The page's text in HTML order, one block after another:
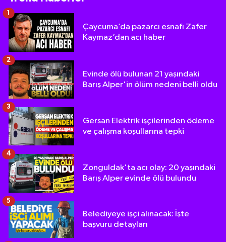
Çaycuma’da pazarcı esnafı Zafer
Kaymaz’dan acı haber
1
Evinde ölü bulunan 21 yaşındaki
Barış Alper'in ölüm nedeni belli oldu
2
Gersan Elektrik işçilerinden ödeme
ve çalışma koşullarına tepki
3
Zonguldak'ta acı olay: 20 yaşındaki
Barış Alper evinde ölü bulundu
4
Belediyeye işçi alınacak: İşte
başvuru detayları
5